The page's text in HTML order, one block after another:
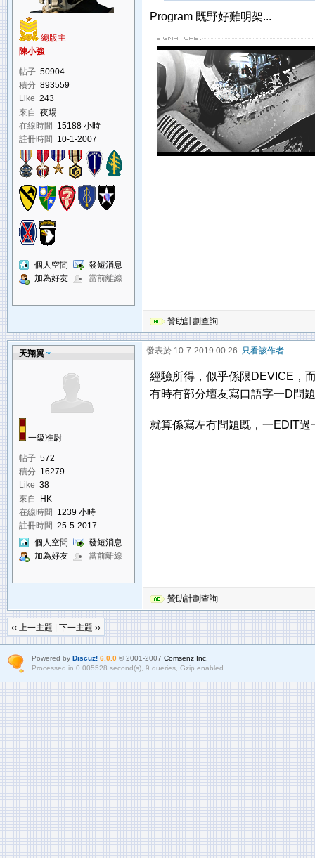
總版主
陳小強
帖子 50904
積分 893559
Like 243
來自 夜場
在線時間 15188 小時
註冊時間
10-1-2007
個人空間
發短消息
加為好友
當前離線
Program 既野好難明架...
贊助計劃查詢
天翔翼
一級准尉
帖子 572
積分 16279
Like 38
來自
HK
在線時間 1239 小時
註冊時間 25-5-2017
個人空間
發短消息
加為好友
當前離線
發表於 10-7-2019 00:26 只看該作者
經驗所得，似乎係限DEVICE，
有時有部分壇友寫口語字一D問
就算係寫左冇問題既，一EDIT
贊助計劃查詢
‹‹ 上一主題 下一主題 ››
Powered by Discuz! 6.0.0© 2001-2007 Comsenz Inc.
Processed in 0.005528 second(s), 9 queries, Gzip enabled.